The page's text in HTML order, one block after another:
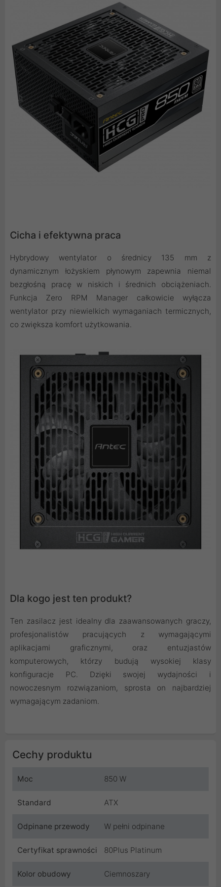
Cicha i efektywna praca
Hybrydowy wentylator o średnicy 135 mm z
dynamicznym łożyskiem płynowym zapewnia niemal
bezgłośną pracę w niskich i średnich obciążeniach.
Funkcja Zero RPM Manager całkowicie wyłącza
wentylator przy niewielkich wymaganiach termicznych,
co zwiększa komfort użytkowania.
Dla kogo jest ten produkt?
Ten zasilacz jest idealny dla zaawansowanych graczy,
profesjonalistów pracujących z wymagającymi
aplikacjami graficznymi, oraz entuzjastów
komputerowych, którzy budują wysokiej klasy
konfiguracje PC. Dzięki swojej wydajności i
nowoczesnym rozwiązaniom, sprosta on najbardziej
wymagającym zadaniom.
Cechy produktu
Moc 850 W
Standard ATX
Odpinane przewody W pełni odpinane
Certyfikat sprawności 80Plus Platinum
Kolor obudowy Ciemnoszary